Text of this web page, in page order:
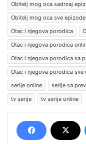
Obitelj mog oca sadrzaj
Obitelj mog oca sve epizode
Otac i njegova porodica
Otac i njegova porodica
Otac i njegova porodica sa
Otac i njegova porodica sve
serije online
serije sa
tv serije
tv serije online